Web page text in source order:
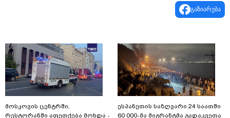
გაზიარება
მოსკოვის ცენტრში,
რესტორანში აფეთქება მოხდა -
ესპანეთის საზღვარი 24 საათში
60 000-მა მიგრანტმა გადაკვეთა